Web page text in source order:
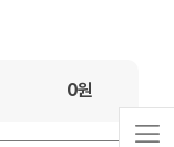
0원